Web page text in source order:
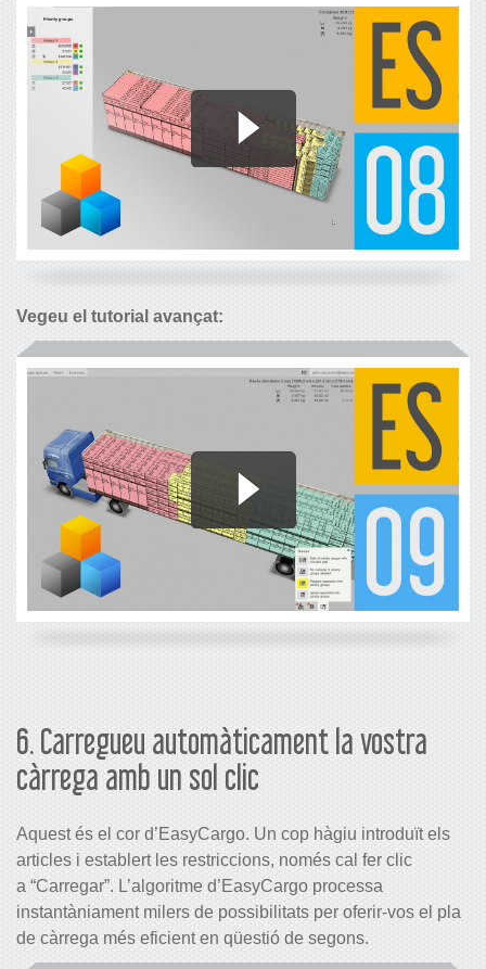
Vegeu el tutorial avançat:
6. Carregueu automàticament la vostra
càrrega amb un sol clic
Aquest és el cor d’EasyCargo. Un cop hàgiu introduït els
articles i establert les restriccions, només cal fer clic
a “Carregar”. L’algoritme d’EasyCargo processa
instantàniament milers de possibilitats per oferir-vos el pla
de càrrega més eficient en qüestió de segons.